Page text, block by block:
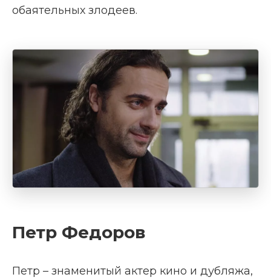
обаятельных злодеев.
Петр Федоров
Петр – знаменитый актер кино и дубляжа,